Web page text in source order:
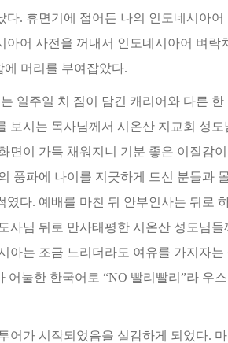
다. 휴면기에 접어든 나의 인도네시 아어
아어 사전을 꺼내서 인도네시아어 벼락
에 머 리를 부여잡았다.
일주일 치 짐이 담긴 캐리어와 다른 한
보시는 목사님께서 시온산 지교회 성
면이 가득 채워지니 기분 좋은 이질감
풍파에 나이를 지긋하게 드신 분들과
였다. 예배를 마친 뒤 안부인사는 뒤로
사님 뒤로 만사태평한 시온산 성도님
아는 조금 느리더라도 여유를 가지자
어눌한 한국어로 “NO 빨리빨리”라 우
어가 시작되었음을 실감하게 되었다.